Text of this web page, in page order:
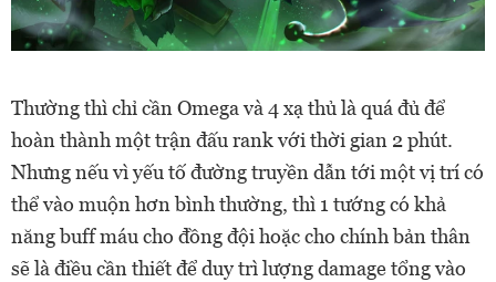
Thường thì chỉ cần Omega và 4 xạ thủ là quá đủ để
hoàn thành một trận đấu rank với thời gian 2 phút.
Nhưng nếu vì yếu tố đường truyền dẫn tới một vị trí có
thể vào muộn hơn bình thường, thì 1 tướng có khả
năng buff máu cho đồng đội hoặc cho chính bản thân
sẽ là điều cần thiết để duy trì lượng damage tổng vào